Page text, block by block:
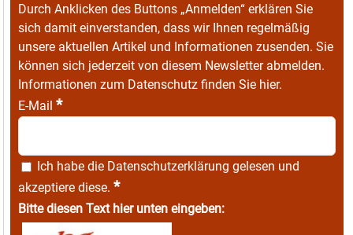
Durch Anklicken des Buttons „Anmelden“ erklären Sie
sich damit einverstanden, dass wir Ihnen regelmäßig
unsere aktuellen Artikel und Informationen zusenden. Sie
können sich jederzeit von diesem Newsletter abmelden.
Informationen zum Datenschutz finden Sie hier.
E-Mail *
Ich habe die Datenschutzerklärung gelesen und
akzeptiere diese. *
Bitte diesen Text hier unten eingeben: